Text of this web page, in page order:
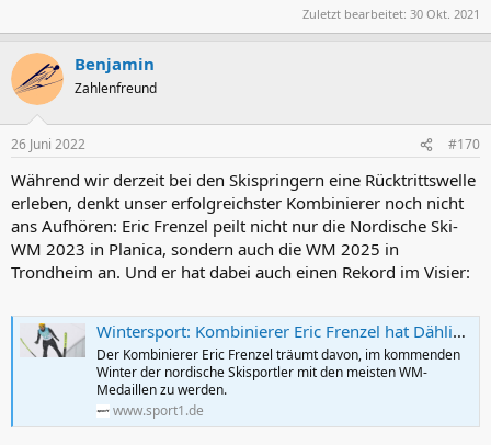
Zuletzt bearbeitet: 30 Okt. 2021
Benjamin
Zahlenfreund
26 Juni 2022 #170
Während wir derzeit bei den Skispringern eine Rücktrittswelle
erleben, denkt unser erfolgreichster Kombinierer noch nicht
ans Aufhören: Eric Frenzel peilt nicht nur die Nordische Ski-
WM 2023 in Planica, sondern auch die WM 2025 in
Trondheim an. Und er hat dabei auch einen Rekord im Visier:
Wintersport: Kombinierer Eric Frenzel hat Dählies WM-Rekord im Auge
Der Kombinierer Eric Frenzel träumt davon, im kommenden
Winter der nordische Skisportler mit den meisten WM-
Medaillen zu werden.
www.sport1.de